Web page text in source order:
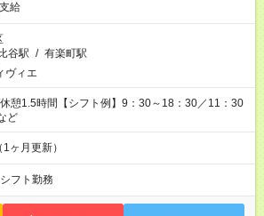
給
谷駅 / 有楽町駅
ヴィエ
憩1.5時間【シフト例】9：30～18：30／11：30
ど
ヶ月更新）
シフト勤務